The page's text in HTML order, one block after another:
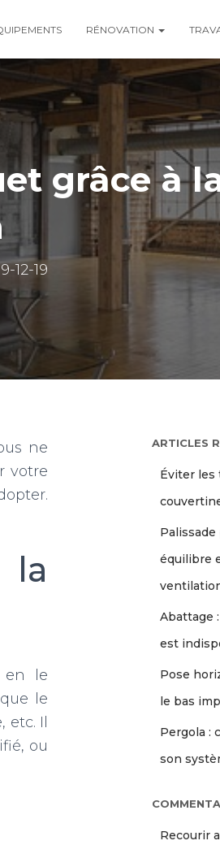
RÉNOVATION
grâce à
12-19
ne
votre
en le
le
Il
ou
ARTICLES
Éviter les
équilibre
Abattage
est
Pose
le bas
Pergola :
son
Recourir